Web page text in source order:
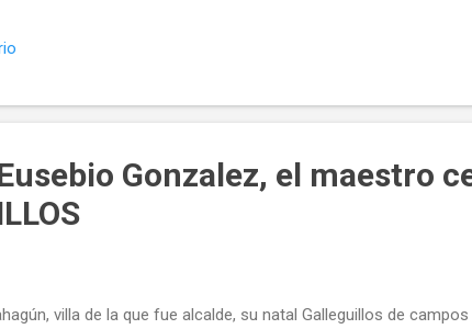
Gonzalez, el maestro
villa de la que fue alcalde, su natal Galleguillos de